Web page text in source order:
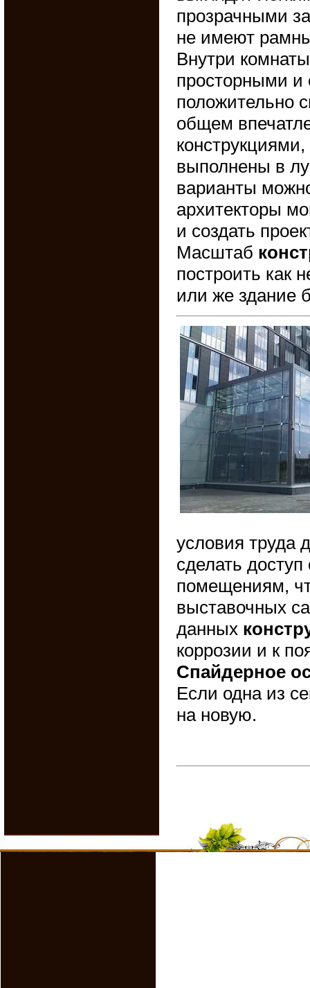
прозрачными
не имеют
Внутри
просторными и
положительно
общем
выполнены в
варианты
архитекторы
и создать
Масштаб
построить как
или же здание
условия труда
сделать
помещениям,
выставочных
данных
коррозии и к
Спайдерное
Если одна из
на новую.